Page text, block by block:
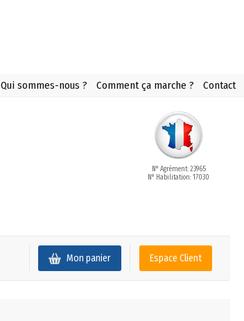
Qui sommes-nous ? Comment ça marche ? Contact
N° Agrément: 23965
N° Habilitation: 17030
Espace Client
Mon panier